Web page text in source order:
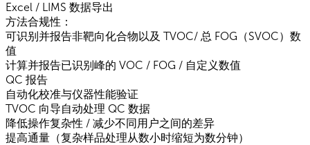
Excel / LIMS 数据导出
方法合规性：
可识别并报告非靶向化合物以及 TVOC/ 总 FOG（SVOC）数
值
计算并报告已识别峰的 VOC / FOG / 自定义数值
QC 报告
自动化校准与仪器性能验证
TVOC 向导自动处理 QC 数据
降低操作复杂性 / 减少不同用户之间的差异
提高通量（复杂样品处理从数小时缩短为数分钟）